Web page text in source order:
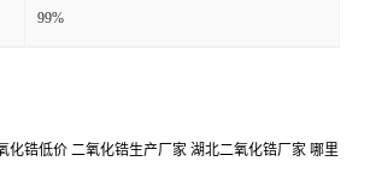
99%
化锆低价 二氧化锆生产厂家 湖北二氧化锆厂家 哪里